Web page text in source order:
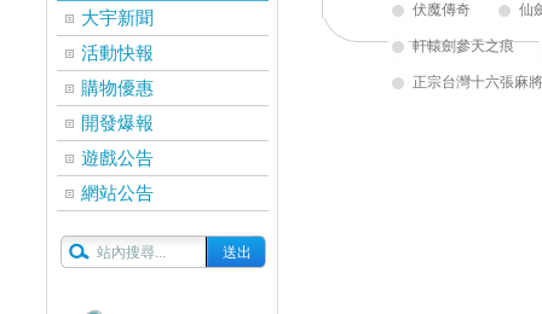
大宇新聞
活動快報
購物優惠
開發爆報
遊戲公告
網站公告
伏魔傳奇 仙
軒轅劍參天之痕
正宗台灣十六張麻將